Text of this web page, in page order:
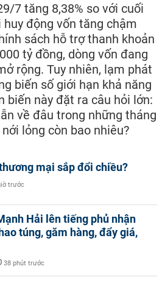
7 tăng 8,38% so với cuối
động vốn tăng chậm
sách hỗ trợ thanh khoản
tỷ đồng, dòng vốn đang
rộng. Tuy nhiên, lạm phát
biến số giới hạn khả năng
biến này đặt ra câu hỏi lớn:
về đâu trong những tháng
lỏng còn bao nhiêu?
mại sắp đổi chiều?
trước
Hải lên tiếng phủ nhận
túng, găm hàng, đẩy giá,
38 phút trước